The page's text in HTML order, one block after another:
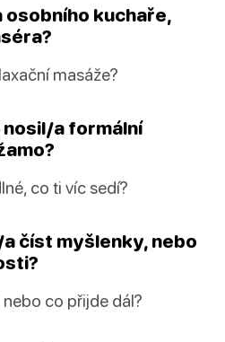
osobního kuchaře,
masáže?
nosil/a formální
co ti víc sedí?
číst myšlenky, nebo
co přijde dál?